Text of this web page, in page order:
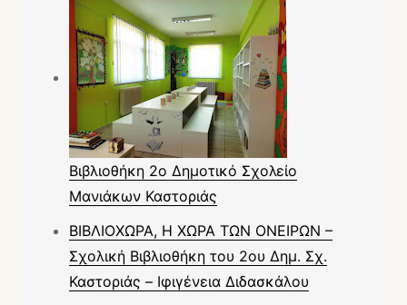
Βιβλιοθήκη 2ο Δημοτικό Σχολείο
Μανιάκων Καστοριάς
ΒΙΒΛΙΟΧΩΡΑ, Η ΧΩΡΑ ΤΩΝ ΟΝΕΙΡΩΝ –
Σχολική Βιβλιοθήκη του 2ου Δημ. Σχ.
Καστοριάς – Ιφιγένεια Διδασκάλου